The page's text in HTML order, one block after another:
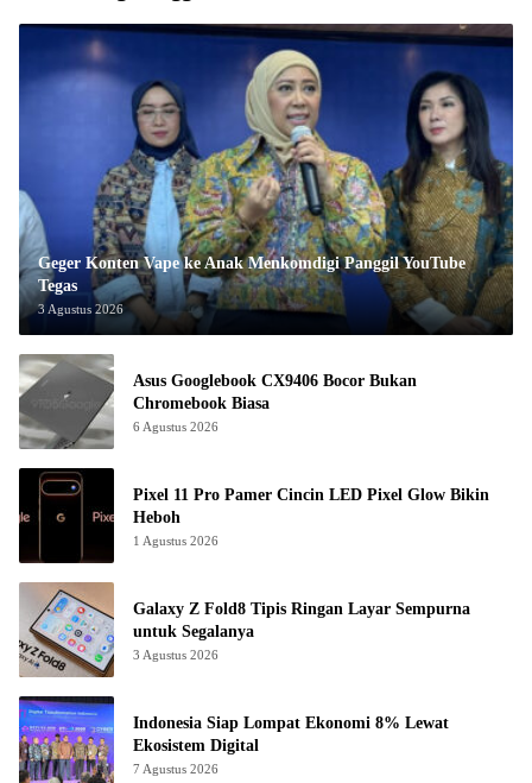
Geger Konten Vape ke Anak Menkomdigi Panggil YouTube
Tegas
3 Agustus 2026
Asus Googlebook CX9406 Bocor Bukan
Chromebook Biasa
6 Agustus 2026
Pixel 11 Pro Pamer Cincin LED Pixel Glow Bikin
Heboh
1 Agustus 2026
Galaxy Z Fold8 Tipis Ringan Layar Sempurna
untuk Segalanya
3 Agustus 2026
Indonesia Siap Lompat Ekonomi 8% Lewat
Ekosistem Digital
7 Agustus 2026